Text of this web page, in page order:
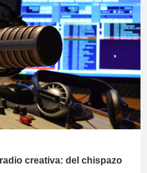
creativa: del chispazo